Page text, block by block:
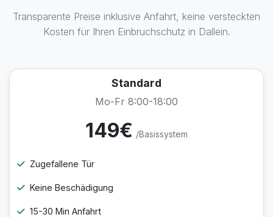
Transparente Preise inklusive Anfahrt, keine versteckten
Kosten für Ihren Einbruchschutz in Dallein.
Standard
Mo-Fr 8:00-18:00
149€ /Basissystem
Zugefallene Tür
Keine Beschädigung
15-30 Min Anfahrt